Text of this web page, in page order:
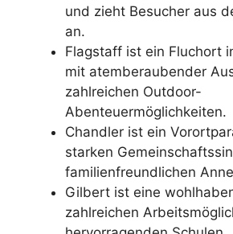
und zieht Besucher aus
an.
Flagstaff ist ein Fluchort
mit atemberaubender
zahlreichen Outdoor-
Abenteuermöglichkeiten.
Chandler ist ein
starken
familienfreundlichen
Gilbert ist eine
zahlreichen